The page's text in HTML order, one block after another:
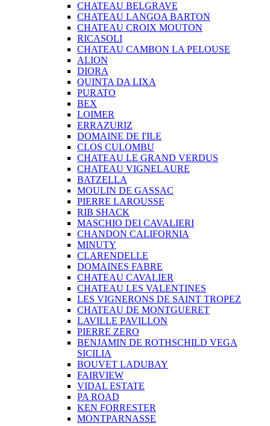
CHATEAU BELGRAVE
CHATEAU LANGOA BARTON
CHATEAU CROIX MOUTON
RICASOLI
CHATEAU CAMBON LA PELOUSE
ALION
DIORA
QUINTA DA LIXA
PURATO
BEX
LOIMER
ERRAZURIZ
DOMAINE DE I'ILE
CLOS CULOMBU
CHATEAU LE GRAND VERDUS
CHATEAU VIGNELAURE
BATZELLA
MOULIN DE GASSAC
PIERRE LAROUSSE
RIB SHACK
MASCHIO DEI CAVALIERI
CHANDON CALIFORNIA
MINUTY
CLARENDELLE
DOMAINES FABRE
CHATEAU CAVALIER
CHATEAU LES VALENTINES
LES VIGNERONS DE SAINT TROPEZ
CHATEAU DE MONTGUERET
LAVILLE PAVILLON
PIERRE ZERO
BENJAMIN DE ROTHSCHILD VEGA
SICILIA
BOUVET LADUBAY
FAIRVIEW
VIDAL ESTATE
PA ROAD
KEN FORRESTER
MONTPARNASSE